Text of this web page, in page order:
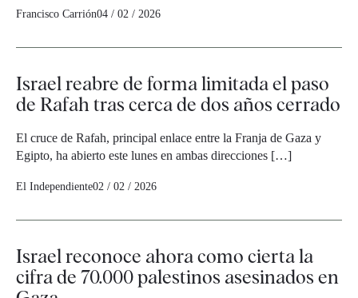
Francisco Carrión04 / 02 / 2026
Israel reabre de forma limitada el paso
de Rafah tras cerca de dos años cerrado
El cruce de Rafah, principal enlace entre la Franja de Gaza y
Egipto, ha abierto este lunes en ambas direcciones […]
El Independiente02 / 02 / 2026
Israel reconoce ahora como cierta la
cifra de 70.000 palestinos asesinados en